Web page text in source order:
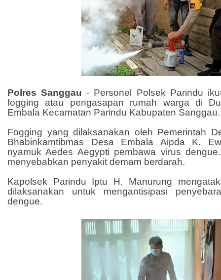
Polres Sanggau - Personel Polsek Parindu
fogging atau pengasapan rumah warga di
Embala Kecamatan Parindu Kabupaten Sanggau.
Fogging yang dilaksanakan oleh Pemerintah
Bhabinkamtibmas Desa Embala Aipda K.
nyamuk Aedes Aegypti pembawa virus
menyebabkan penyakit demam berdarah.
Kapolsek Parindu Iptu H. Manurung
dilaksanakan untuk mengantisipasi
dengue.